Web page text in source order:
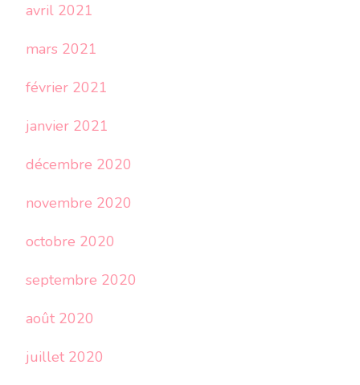
avril 2021
mars 2021
février 2021
janvier 2021
décembre 2020
novembre 2020
octobre 2020
septembre 2020
août 2020
juillet 2020